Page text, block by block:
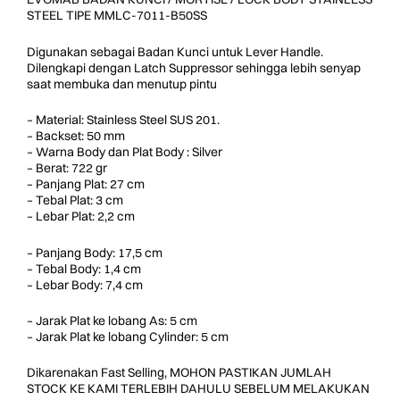
STEEL TIPE MMLC-7011-B50SS
Digunakan sebagai Badan Kunci untuk Lever Handle.
Dilengkapi dengan Latch Suppressor sehingga lebih senyap
saat membuka dan menutup pintu
– Material: Stainless Steel SUS 201.
– Backset: 50 mm
– Warna Body dan Plat Body : Silver
– Berat: 722 gr
– Panjang Plat: 27 cm
– Tebal Plat: 3 cm
– Lebar Plat: 2,2 cm
– Panjang Body: 17,5 cm
– Tebal Body: 1,4 cm
– Lebar Body: 7,4 cm
– Jarak Plat ke lobang As: 5 cm
– Jarak Plat ke lobang Cylinder: 5 cm
Dikarenakan Fast Selling, MOHON PASTIKAN JUMLAH
STOCK KE KAMI TERLEBIH DAHULU SEBELUM MELAKUKAN